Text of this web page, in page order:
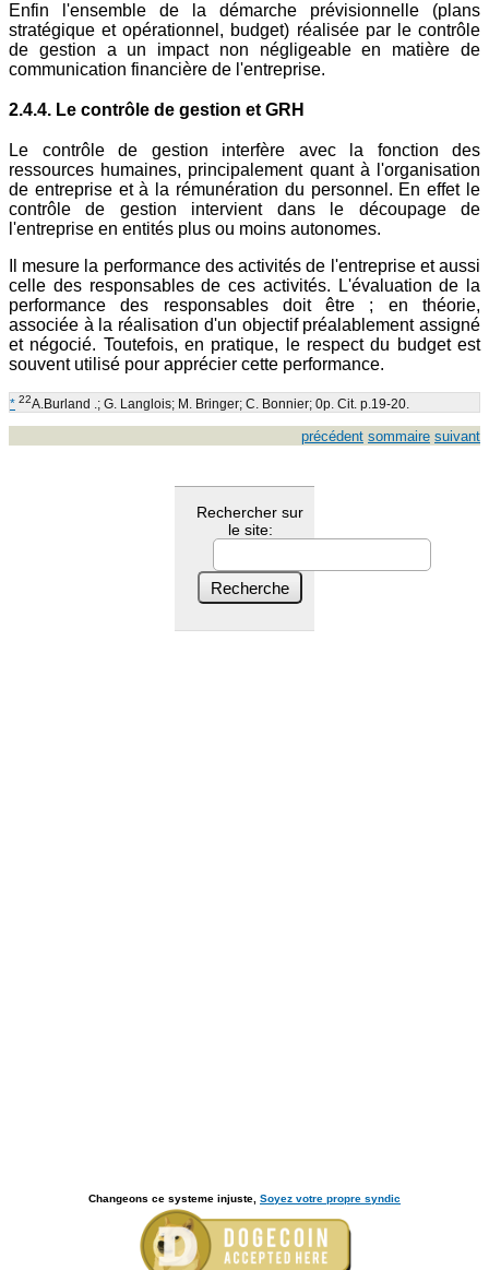
Enfin l'ensemble de la démarche prévisionnelle (plans
stratégique et opérationnel, budget) réalisée par le contrôle
de gestion a un impact non négligeable en matière de
communication financière de l'entreprise.
2.4.4. Le contrôle de gestion et GRH
Le contrôle de gestion interfère avec la fonction des
ressources humaines, principalement quant à l'organisation
de entreprise et à la rémunération du personnel. En effet le
contrôle de gestion intervient dans le découpage de
l'entreprise en entités plus ou moins autonomes.
Il mesure la performance des activités de l'entreprise et aussi
celle des responsables de ces activités. L'évaluation de la
performance des responsables doit être ; en théorie,
associée à la réalisation d'un objectif préalablement assigné
et négocié. Toutefois, en pratique, le respect du budget est
souvent utilisé pour apprécier cette performance.
* 22A.Burland .; G. Langlois; M. Bringer; C. Bonnier; 0p. Cit. p.19-20.
précédent sommaire suivant
Rechercher sur
le site:
Changeons ce systeme injuste, Soyez votre propre syndic